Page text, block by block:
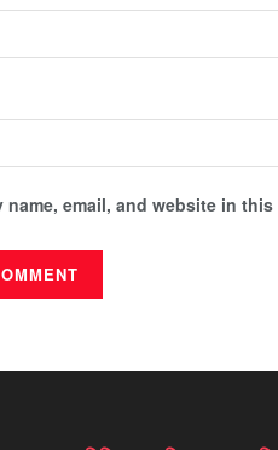
name, email, and website in